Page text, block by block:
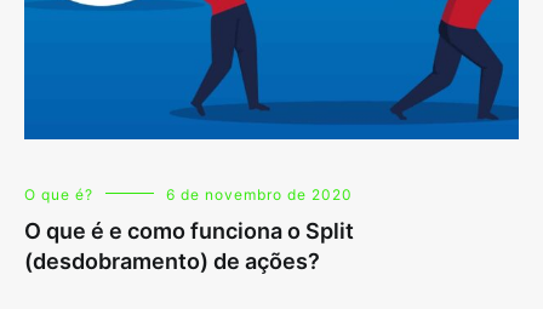
O que é? 6 de novembro de 2020
O que é e como funciona o Split
(desdobramento) de ações?